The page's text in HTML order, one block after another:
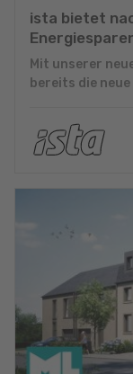
ista bietet
Mit unserer
bereits die